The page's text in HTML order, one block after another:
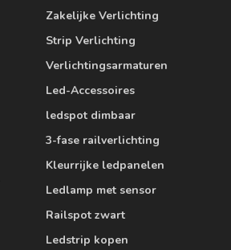
Zakelijke Verlichting
Strip Verlichting
Verlichtingsarmaturen
Led-Accessoires
ledspot dimbaar
3-fase railverlichting
Kleurrijke ledpanelen
Ledlamp met sensor
Railspot zwart
Ledstrip kopen